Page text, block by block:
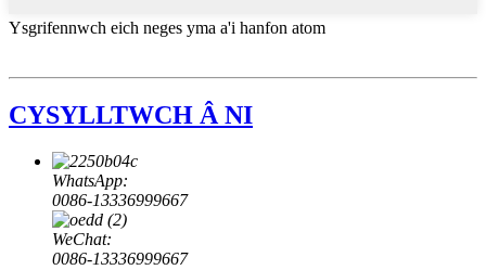
Ysgrifennwch eich neges yma a'i hanfon atom
CYSYLLTWCH Â NI
WhatsApp:
0086-13336999667
WeChat:
0086-13336999667